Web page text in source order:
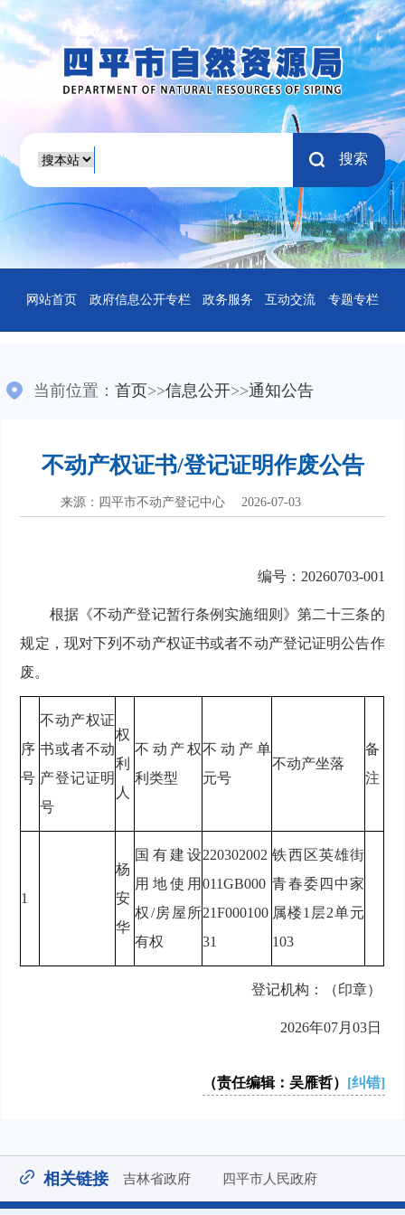
搜索
网站首页 政府信息公开专栏 政务服务 互动交流 专题专栏
当前位置：首页>>信息公开>>通知公告
不动产权证书/登记证明作废公告
来源：四平市不动产登记中心 2026-07-03
编号：20260703-001
根据《不动产登记暂行条例实施细则》第二十三条的
规定，现对下列不动产权证书或者不动产登记证明公告作
废。
序
号
不动产权证
书或者不动
产登记证明
号
权
利
人
不动产权
利类型
不动产单
元号
不动产坐落
备
注
1
杨
安
华
国有建设
用地使用
权/房屋所
有权
220302002
011GB000
21F000100
31
铁西区英雄街
青春委四中家
属楼1层2单元
103
登记机构：（印章）
2026年07月03日
（责任编辑：吴雁哲） [纠错]
相关链接 吉林省政府 四平市人民政府